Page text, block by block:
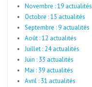
Novembre : 19 actualités
Octobre : 15 actualités
Septembre : 9 actualités
Août : 12 actualités
Juillet : 24 actualités
Juin : 33 actualités
Mai : 39 actualités
Avril : 31 actualités